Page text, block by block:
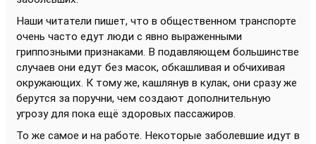
Наши читатели пишет, что в общественном транспорте
очень часто едут люди с явно выраженными
гриппозными признаками. В подавляющем большинстве
случаев они едут без масок, обкашливая и обчихивая
окружающих. К тому же, кашлянув в кулак, они сразу же
берутся за поручни, чем создают дополнительную
угрозу для пока ещё здоровых пассажиров.
То же самое и на работе. Некоторые заболевшие идут в